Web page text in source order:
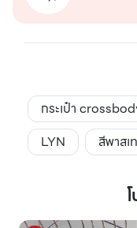
กระเป๋า
LYN
สีพาสเ